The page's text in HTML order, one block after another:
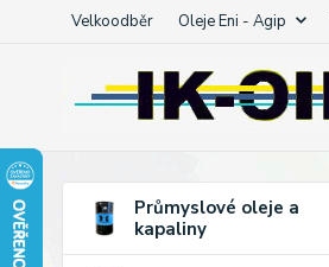
Velkoodběr Oleje Eni - Agip
Průmyslové oleje a
kapaliny